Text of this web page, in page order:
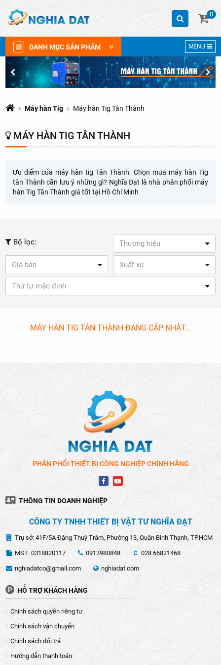
0
DANH MỤC SẢN PHẨM MENU
Máy hàn Tig Máy hàn Tig Tân Thành
MÁY HÀN TIG TÂN THÀNH
Ưu điểm của máy hàn tig Tân Thành. Chọn mua máy hàn Tig
tân Thành cần lưu ý những gì? Nghĩa Đạt là nhà phân phối máy
hàn Tig Tân Thành giá tốt tại Hồ Chí Minh
Bộ lọc: Thương hiệu
Giá bán Xuất xứ
Thứ tự mặc định
MÁY HÀN TIG TÂN THÀNH ĐANG CẬP NHẬT...
PHÂN PHỐI THIẾT BỊ CÔNG NGHIỆP CHÍNH HÃNG
THÔNG TIN DOANH NGHIỆP
CÔNG TY TNHH THIẾT BỊ VẬT TƯ NGHĨA ĐẠT
Trụ sở: 41F/5A Đặng Thuỳ Trâm, Phường 13, Quận Bình Thạnh, TP.HCM
MST: 0318820117 0913980848 028 66821468
nghiadatco@gmail.com nghiadat.com
HỖ TRỢ KHÁCH HÀNG
Chính sách quyền riêng tư
Chính sách vận chuyển
Chính sách đổi trả
Hướng dẫn thanh toán